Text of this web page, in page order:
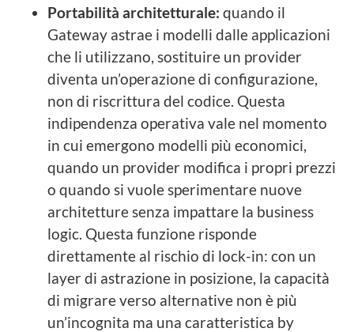
Portabilità architetturale: quando il
Gateway astrae i modelli dalle applicazioni
che li utilizzano, sostituire un provider
diventa un’operazione di configurazione,
non di riscrittura del codice. Questa
indipendenza operativa vale nel momento
in cui emergono modelli più economici,
quando un provider modifica i propri prezzi
o quando si vuole sperimentare nuove
architetture senza impattare la business
logic. Questa funzione risponde
direttamente al rischio di lock-in: con un
layer di astrazione in posizione, la capacità
di migrare verso alternative non è più
un’incognita ma una caratteristica by